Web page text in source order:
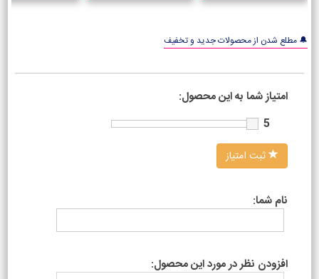
🔔 مطلع شدن از محصولات جدید و تخفیف
امتیاز شما به این محصول:
5
ثبت امتیاز
نام شما:
افزودن نظر در مورد این محصول: